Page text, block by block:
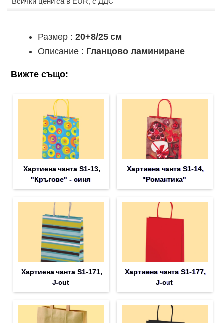
Размер : 20+8/25 см
Описание : Гланцово ламиниране
Вижте също:
Хартиена чанта S1-13,
"Кръгове" - синя
Хартиена чанта S1-14,
"Романтика"
Хартиена чанта S1-171,
J-cut
Хартиена чанта S1-177,
J-cut